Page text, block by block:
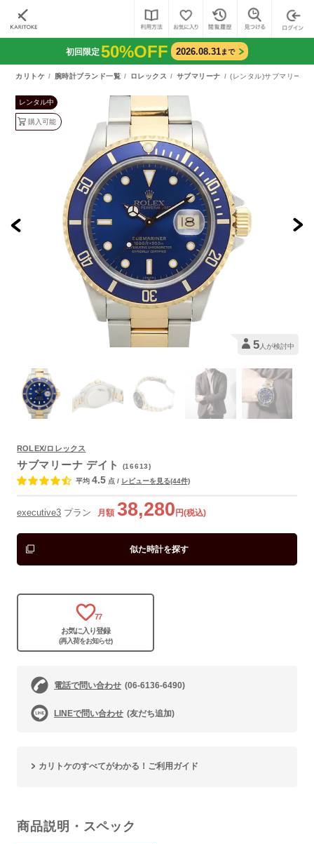
初回限定50%OFF 2026.08.31まで
カリトケ 腕時計ブランド一覧 ロレックス サブマリーナ (レンタル)サブマリーナ
レンタル中
購入可能
5人が検討中
ROLEX/ロレックス
サブマリーナ デイト
(16613)
平均 4.5 点 / レビューを見る(44件)
executive3 プラン 月額 38,280 円(税込)
似た時計を探す
77
お気に入り登録
(再入荷をお知らせ)
電話で問い合わせ (06-6136-6490)
LINEで問い合わせ (友だち追加)
カリトケのすべてがわかる！ご利用ガイド
商品説明・スペック
よくあるご質問